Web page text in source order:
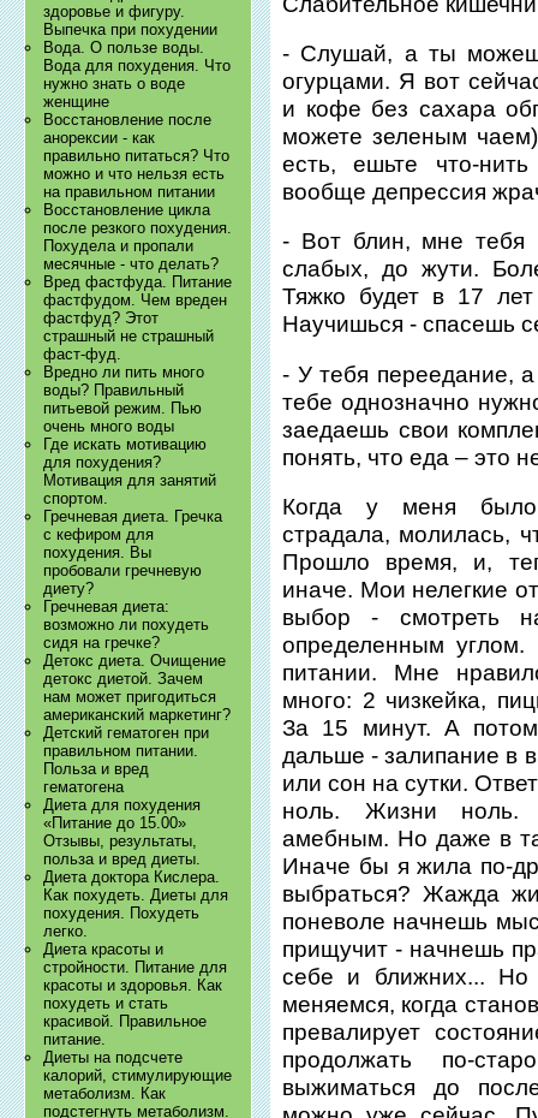
здоровье и фигуру.
Выпечка при похудении
Вода. О пользе воды.
Вода для похудения. Что
нужно знать о воде
женщине
Восстановление после
анорексии - как
правильно питаться? Что
можно и что нельзя есть
на правильном питании
Восстановление цикла
после резкого похудения.
Похудела и пропали
месячные - что делать?
Вред фастфуда. Питание
фастфудом. Чем вреден
фастфуд? Этот
страшный не страшный
фаст-фуд.
Вредно ли пить много
воды? Правильный
питьевой режим. Пью
очень много воды
Где искать мотивацию
для похудения?
Мотивация для занятий
спортом.
Гречневая диета. Гречка
с кефиром для
похудения. Вы
пробовали гречневую
диету?
Гречневая диета:
возможно ли похудеть
сидя на гречке?
Детокс диета. Очищение
детокс диетой. Зачем
нам может пригодиться
американский маркетинг?
Детский гематоген при
правильном питании.
Польза и вред
гематогена
Диета для похудения
«Питание до 15.00»
Отзывы, результаты,
польза и вред диеты.
Диета доктора Кислера.
Как похудеть. Диеты для
похудения. Похудеть
легко.
Диета красоты и
стройности. Питание для
красоты и здоровья. Как
похудеть и стать
красивой. Правильное
питание.
Диеты на подсчете
калорий, стимулирующие
метаболизм. Как
подстегнуть метаболизм.
- Слушай, а ты
огурцами. Я вот
и кофе без сахара
можете зеленым
есть, ешьте что-
вообще депрессия
- Вот блин, мне тебя
слабых, до жути.
Тяжко будет в 17
Научишься - спасешь
- У тебя переедание,
тебе однозначно
заедаешь свои
понять, что еда – это
Когда у меня было
страдала, молилась,
Прошло время, и,
иначе. Мои нелегкие
выбор - смотреть
определенным
питании. Мне
много: 2 чизкейка,
За 15 минут. А
дальше - залипание в
или сон на сутки.
ноль. Жизни ноль.
амебным. Но даже в
Иначе бы я жила по-
выбраться? Жажда
поневоле начнешь
прищучит - начнешь
себе и ближних... Но
меняемся, когда
превалирует
продолжать по-
выжиматься до